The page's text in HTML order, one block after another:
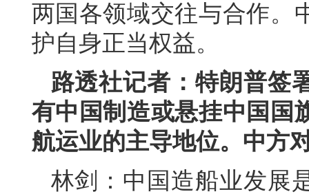
两国各领域交往与合作。
护自身正当权益。
路透社记者：特朗普签
有中国制造或悬挂中国国
航运业的主导地位。中方
林剑：中国造船业发展